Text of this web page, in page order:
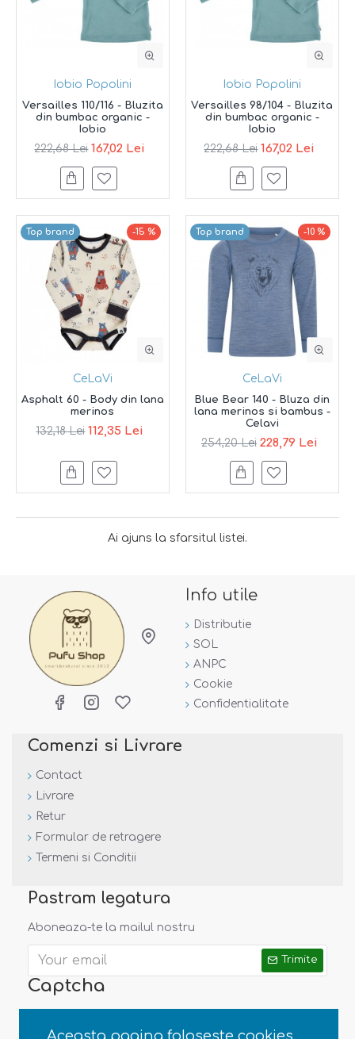
Aceasta pagina foloseste cookies.
Iobio Popolini
Versailles 110/116 - Bluzita
din bumbac organic -
Iobio
222,68 Lei 167,02 Lei
Iobio Popolini
Versailles 98/104 - Bluzita
din bumbac organic -
Iobio
222,68 Lei 167,02 Lei
Top brand -15 %
CeLaVi
Asphalt 60 - Body din lana
merinos
132,18 Lei 112,35 Lei
Top brand -10 %
CeLaVi
Blue Bear 140 - Bluza din
lana merinos si bambus -
Celavi
254,20 Lei 228,79 Lei
Ai ajuns la sfarsitul listei.
Info utile
Distributie
SOL
ANPC
Cookie
Confidentialitate
Comenzi si Livrare
Contact
Livrare
Retur
Formular de retragere
Termeni si Conditii
Pastram legatura
Aboneaza-te la mailul nostru
Trimite
Captcha
Captcha